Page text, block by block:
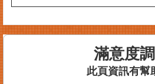
滿意度
此頁資訊有幫